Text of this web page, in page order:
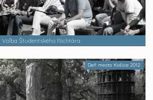
Voľba Študentského Richtára
Deň mesta Košice 2012